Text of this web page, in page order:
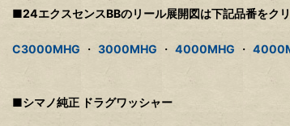
■24エクスセンスBBのリール展開図は下記品番をクリ
C3000MHG ・ 3000MHG ・ 4000MHG ・
■シマノ純正 ドラグワッシャー